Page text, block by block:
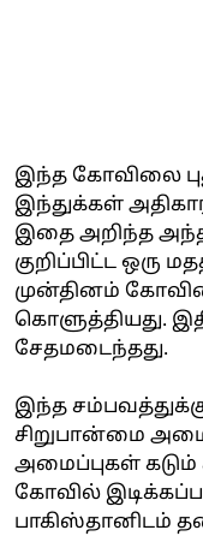
இந்த கோவிலை
இந்துக்கள்
இதை அறிந்த
குறிப்பிட்ட ஒரு
முன்தினம்
கொளுத்தியது.
சேதமடைந்தது.
இந்த
சிறுபான்மை
அமைப்புகள்
கோவில்
பாகிஸ்தானிடம்